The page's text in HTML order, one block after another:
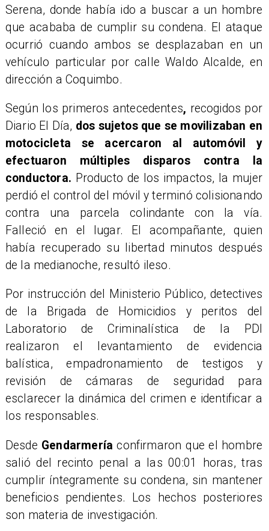
Serena, donde había ido a buscar a un hombre
que acababa de cumplir su condena. El ataque
ocurrió cuando ambos se desplazaban en un
vehículo particular por calle Waldo Alcalde, en
dirección a Coquimbo.
Según los primeros antecedentes, recogidos por
Diario El Día, dos sujetos que se movilizaban en
motocicleta se acercaron al automóvil y
efectuaron múltiples disparos contra la
conductora. Producto de los impactos, la mujer
perdió el control del móvil y terminó colisionando
contra una parcela colindante con la vía.
Falleció en el lugar. El acompañante, quien
había recuperado su libertad minutos después
de la medianoche, resultó ileso.
Por instrucción del Ministerio Público, detectives
de la Brigada de Homicidios y peritos del
Laboratorio de Criminalística de la PDI
realizaron el levantamiento de evidencia
balística, empadronamiento de testigos y
revisión de cámaras de seguridad para
esclarecer la dinámica del crimen e identificar a
los responsables.
Desde Gendarmeríaconfirmaron que el hombre
salió del recinto penal a las 00:01 horas, tras
cumplir íntegramente su condena, sin mantener
beneficios pendientes. Los hechos posteriores
son materia de investigación.